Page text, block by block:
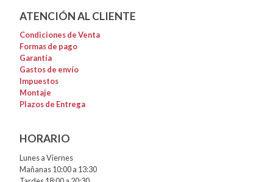
ATENCIÓN AL CLIENTE
Condiciones de Venta
Formas de pago
Garantía
Gastos de envío
Impuestos
Montaje
Plazos de Entrega
HORARIO
Lunes a Viernes
Mañanas 10:00 a 13:30